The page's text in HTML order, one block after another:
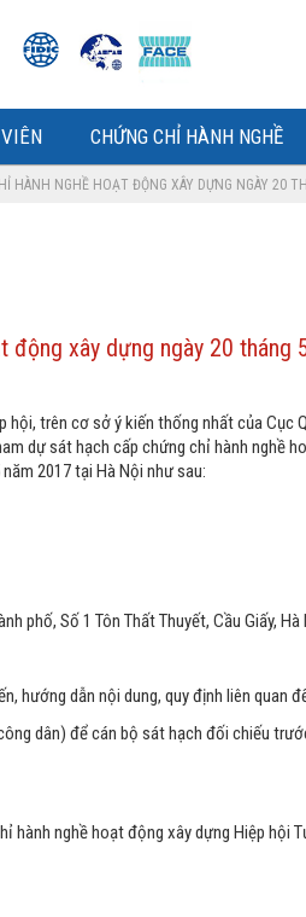
CHỨNG CHỈ HÀNH NGHỀ
HÀNH NGHỀ HOẠT ĐỘNG XÂY DỰNG NGÀY 20
động xây dựng ngày 20 tháng
trên cơ sở ý kiến thống nhất của Cục
dự sát hạch cấp chứng chỉ hành nghề
2017 tại Hà Nội như sau:
phố, Số 1 Tôn Thất Thuyết, Cầu Giấy, Hà
hướng dẫn nội dung, quy định liên quan
dân) để cán bộ sát hạch đối chiếu
nghề hoạt động xây dựng Hiệp hội